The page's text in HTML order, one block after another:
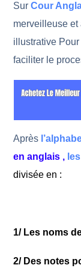
SurCour
merveilleuse et
illustrative Pour
faciliter le
Après
en anglais ,
divisée en :
1/ Les noms
2/ Des notes